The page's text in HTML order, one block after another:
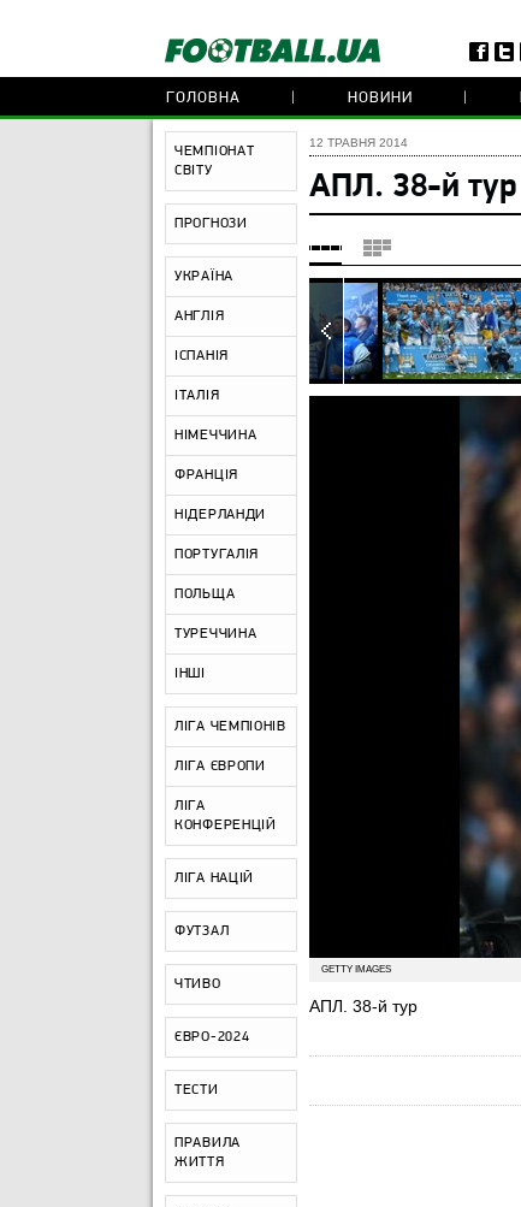
ГОЛОВНА НОВИНИ
ЧЕМПІОНАТ
СВІТУ
ПРОГНОЗИ
УКРАЇНА
АНГЛІЯ
ІСПАНІЯ
ІТАЛІЯ
НІМЕЧЧИНА
ФРАНЦІЯ
НІДЕРЛАНДИ
ПОРТУГАЛІЯ
ПОЛЬЩА
ТУРЕЧЧИНА
ІНШІ
ЛІГА ЧЕМПІОНІВ
ЛІГА ЄВРОПИ
ЛІГА
КОНФЕРЕНЦІЙ
ЛІГА НАЦІЙ
ФУТЗАЛ
ЧТИВО
ЄВРО-2024
ТЕСТИ
ПРАВИЛА
ЖИТТЯ
12 ТРАВНЯ 2014
АПЛ. 38-й тур
GETTY IMAGES
АПЛ. 38-й тур